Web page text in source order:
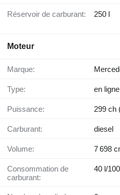
Réservoir de carburant: 250 l
Moteur
Marque:
Type: en ligne
Puissance: 299 ch
Carburant: diesel
Volume: 7 698
Consommation de
carburant:
40 l/